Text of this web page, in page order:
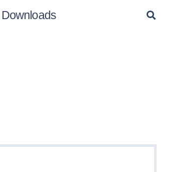
Downloads